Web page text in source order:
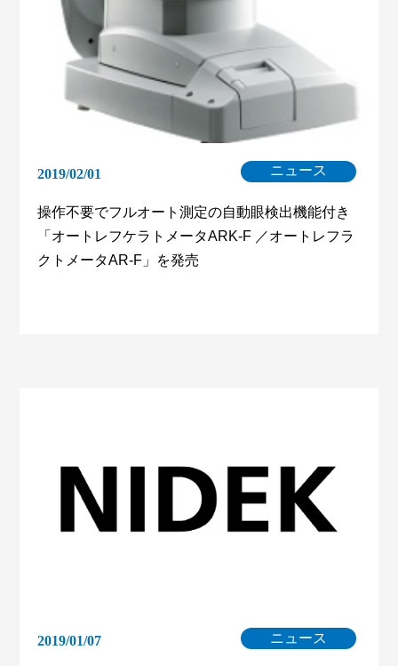
2019/02/01 ニュース
操作不要でフルオート測定の自動眼検出機能付き
「オートレフケラトメータARK-F ／オートレフラ
クトメータAR-F」を発売
2019/01/07 ニュース